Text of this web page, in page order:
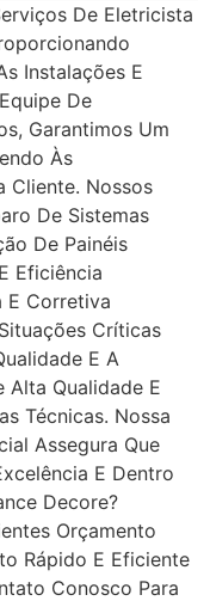
De Eletricista
Instalações E
De
Garantimos Um
Às
Cliente. Nossos
De Sistemas
De Painéis
Eficiência
E Corretiva
Críticas
E A
Alta Qualidade E
Técnicas. Nossa
Assegura Que
E Dentro
Decore?
Orçamento
Rápido E Eficiente
Conosco Para